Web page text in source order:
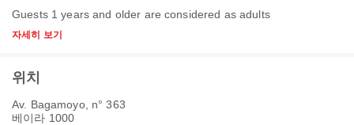
Guests 1 years and older are considered as adults
자세히 보기
위치
Av. Bagamoyo, n° 363
베이라 1000